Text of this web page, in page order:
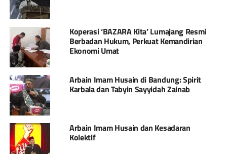
Koperasi ‘BAZARA Kita’ Lumajang Resmi
Berbadan Hukum, Perkuat Kemandirian
Ekonomi Umat
Arbain Imam Husain di Bandung: Spirit
Karbala dan Tabyin Sayyidah Zainab
Arbain Imam Husain dan Kesadaran
Kolektif